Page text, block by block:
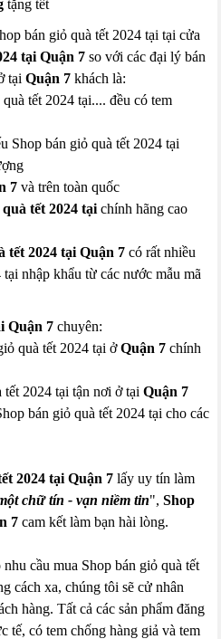
tặng tết
bán giỏ quà tết 2024 tại tại cửa
tại Quận 7 so với các đại lý bán
tạiQuận 7 khách là:
tết 2024 tại.... đều có tem
Shop bán giỏ quà tết 2024 tại
7 và trên toàn quốc
tết 2024 tại chính hãng cao
tết 2024 tại Quận 7 có rất nhiều
nhập khẩu từ các nước mẫu mã
Quận 7chuyên:
quà tết 2024 tại ởQuận 7 chính
tết 2024 tại tận nơi ở tạiQuận 7
bán giỏ quà tết 2024 tại cho các
2024 tại Quận 7 lấy uy tín làm
chữ tín - vạn niềm tin",Shop
7 cam kết làm bạn hài lòng.
nhu cầu mua Shop bán giỏ quà tết
cách xa, chúng tôi sẽ cử nhân
hàng. Tất cả các sản phẩm đăng
tế, có tem chống hàng giả và tem